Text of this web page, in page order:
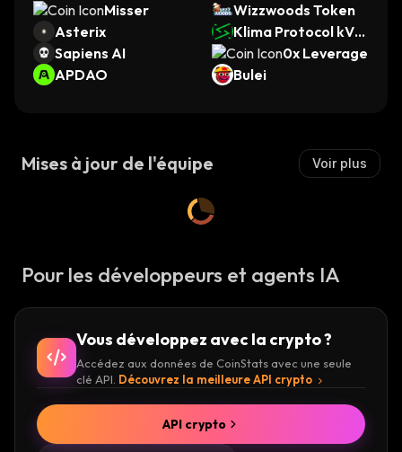
Misser
Wizzwoods Token
Asterix
Klima Protocol kVC
M
Sapiens AI
0x Leverage
APDAO
Bulei
Mises à jour de l'équipe Voir plus
Pour les développeurs et agents IA
Vous développez avec la crypto ?
Accédez aux données de CoinStats avec une seule
clé API. Découvrez la meilleure API crypto
API crypto